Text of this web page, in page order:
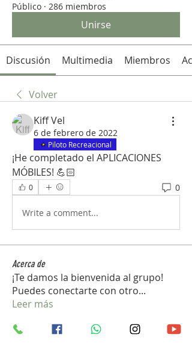
Público · 286 miembros
Unirse
Discusión Multimedia Miembros
Volver
Kiff Vel
6 de febrero de 2022
Piloto Recreacional
¡He completado el APLICACIONES
MÓBILES! 💪🏻
0 0
Write a comment...
Acerca de
¡Te damos la bienvenida al grupo!
Puedes conectarte con otro...
Leer más